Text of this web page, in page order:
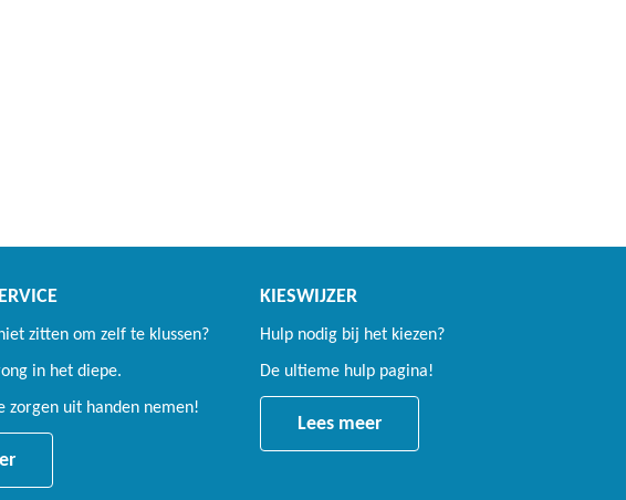
zitten om zelf te klussen?
in het diepe.
zorgen uit handen nemen!
KIESWIJZER
Hulp nodig bij het kiezen?
De ultieme hulp pagina!
Lees meer